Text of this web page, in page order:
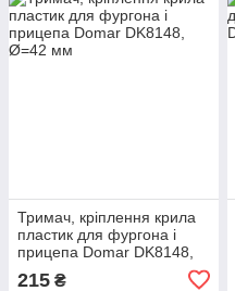
Тримач, кріплення крила
пластик для фургона і
прицепа Domar DK8148,
215 ₴